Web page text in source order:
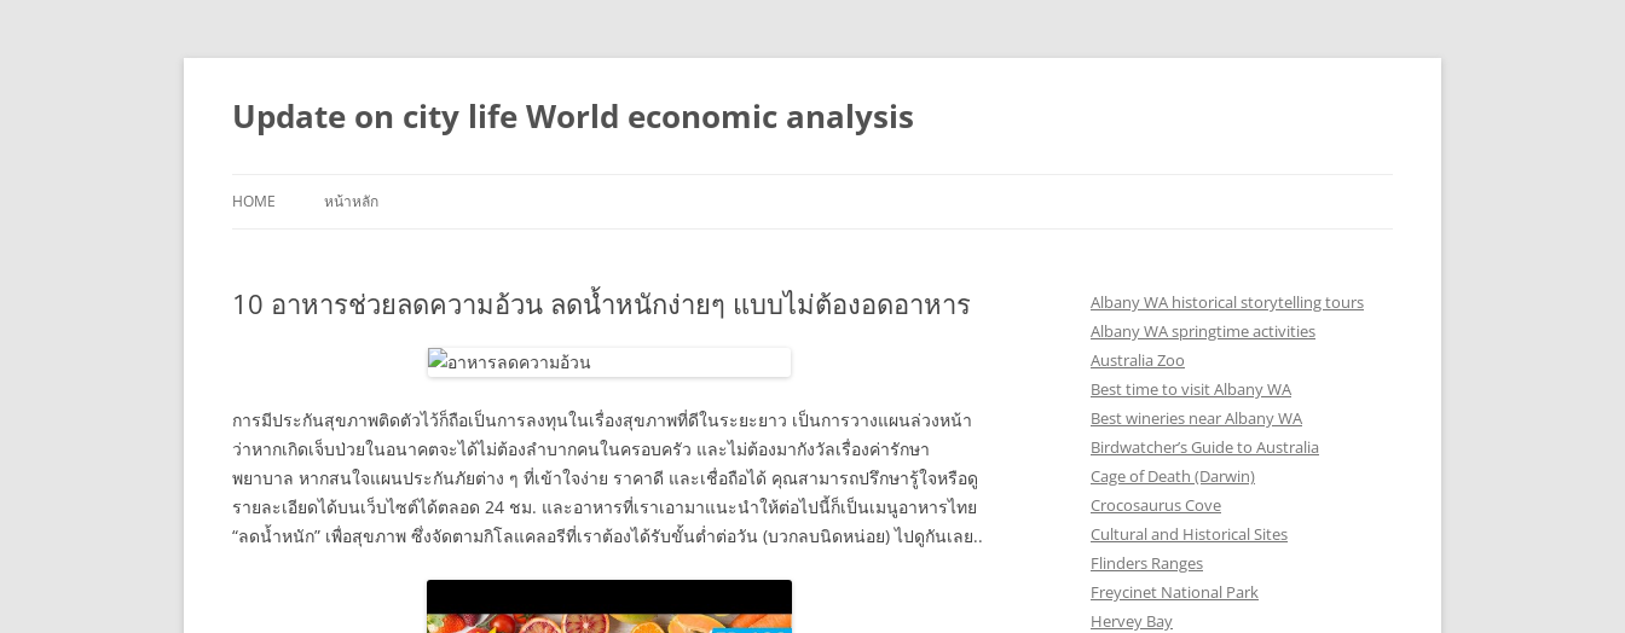
Skip
content
Update on city life World economic analysis
HOME หน้าหลัก
10 อาหารช่วยลดความอ้วน ลดน้ำหนักง่ายๆ แบบไม่ต้องอดอาหาร
การมีประกันสุขภาพติดตัวไว้ก็ถือเป็นการลงทุนในเรื่องสุขภาพที่ดีในระยะยาว เป็นการวางแผนล่วงหน้า
ว่าหากเกิดเจ็บป่วยในอนาคตจะได้ไม่ต้องลำบากคนในครอบครัว และไม่ต้องมากังวัลเรื่องค่ารักษา
พยาบาล หากสนใจแผนประกันภัยต่าง ๆ ที่เข้าใจง่าย ราคาดี และเชื่อถือได้ คุณสามารถปรึกษารู้ใจหรือดู
รายละเอียดได้บนเว็บไซต์ได้ตลอด 24 ชม. และอาหารที่เราเอามาแนะนำให้ต่อไปนี้ก็เป็นเมนูอาหารไทย
“ลดน้ำหนัก” เพื่อสุขภาพ ซึ่งจัดตามกิโลแคลอรีที่เราต้องได้รับขั้นต่ำต่อวัน (บวกลบนิดหน่อย) ไปดูกันเลย..
Albany WA historical storytelling tours
Albany WA springtime activities
Australia Zoo
Best time to visit Albany WA
Best wineries near Albany WA
Birdwatcher’s Guide to Australia
Cage of Death (Darwin)
Crocosaurus Cove
Cultural and Historical Sites
Flinders Ranges
Freycinet National Park
Hervey Bay